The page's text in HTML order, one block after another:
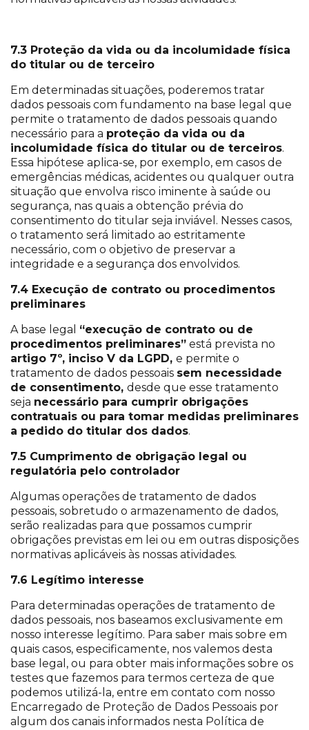
7.3 Proteção da vida ou da incolumidade física
do titular ou de terceiro
Em determinadas situações, poderemos tratar
dados pessoais com fundamento na base legal que
permite o tratamento de dados pessoais quando
necessário para a proteção da vida ou da
incolumidade física do titular ou de terceiros.
Essa hipótese aplica-se, por exemplo, em casos de
emergências médicas, acidentes ou qualquer outra
situação que envolva risco iminente à saúde ou
segurança, nas quais a obtenção prévia do
consentimento do titular seja inviável. Nesses casos,
o tratamento será limitado ao estritamente
necessário, com o objetivo de preservar a
integridade e a segurança dos envolvidos.
7.4 Execução de contrato ou procedimentos
preliminares
A base legal “execução de contrato ou de
procedimentos preliminares” está prevista no
artigo 7º, inciso V da LGPD, e permite o
tratamento de dados pessoais sem necessidade
de consentimento, desde que esse tratamento
seja necessário para cumprir obrigações
contratuais ou para tomar medidas preliminares
a pedido do titular dos dados.
7.5 Cumprimento de obrigação legal ou
regulatória pelo controlador
Algumas operações de tratamento de dados
pessoais, sobretudo o armazenamento de dados,
serão realizadas para que possamos cumprir
obrigações previstas em lei ou em outras disposições
normativas aplicáveis às nossas atividades.
7.6 Legítimo interesse
Para determinadas operações de tratamento de
dados pessoais, nos baseamos exclusivamente em
nosso interesse legítimo. Para saber mais sobre em
quais casos, especificamente, nos valemos desta
base legal, ou para obter mais informações sobre os
testes que fazemos para termos certeza de que
podemos utilizá-la, entre em contato com nosso
Encarregado de Proteção de Dados Pessoais por
algum dos canais informados nesta Política de